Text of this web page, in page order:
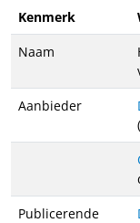
Kenmerk
Naam
Aanbieder
Publicerende